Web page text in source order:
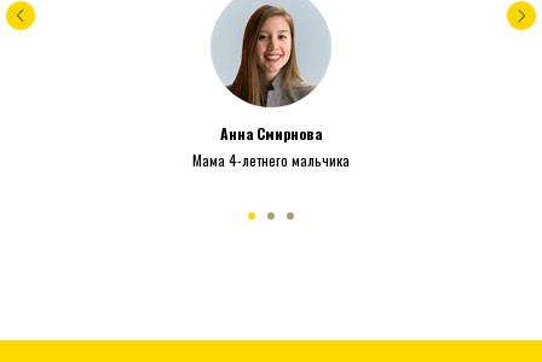
Анна Смирнова
Мама 4-летнего мальчика